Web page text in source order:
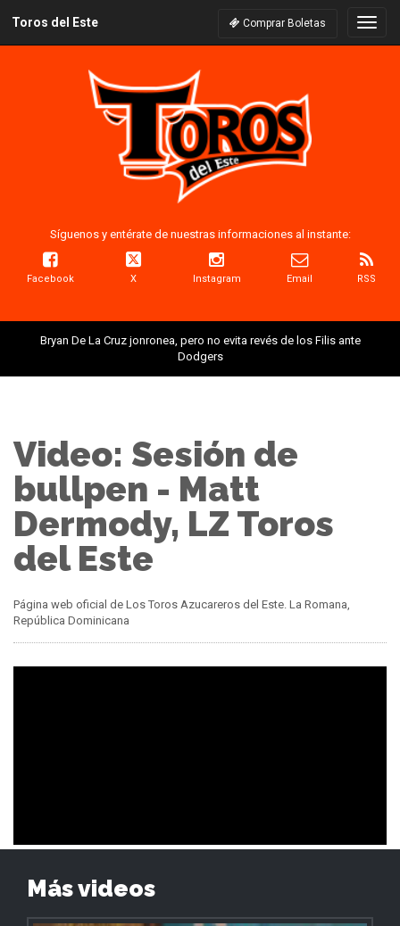
Toros del Este Comprar Boletas
Síguenos y entérate de nuestras informaciones al instante:
Facebook X Instagram Email RSS
Bryan De La Cruz jonronea, pero no evita revés de los Filis ante
Dodgers
Video: Sesión de
bullpen - Matt
Dermody, LZ Toros
del Este
Página web oficial de Los Toros Azucareros del Este. La Romana,
República Dominicana
Más videos